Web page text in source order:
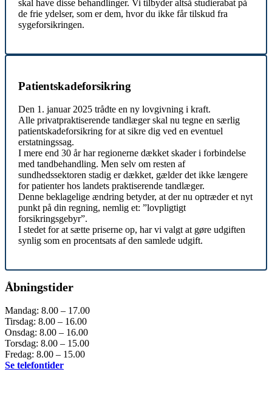
skal have disse behandlinger. Vi tilbyder altså studierabat på
de frie ydelser, som er dem, hvor du ikke får tilskud fra
sygeforsikringen.
Patientskadeforsikring
Den 1. januar 2025 trådte en ny lovgivning i kraft.
Alle privatpraktiserende tandlæger skal nu tegne en særlig
patientskadeforsikring for at sikre dig ved en eventuel
erstatningssag.
I mere end 30 år har regionerne dækket skader i forbindelse
med tandbehandling. Men selv om resten af
sundhedssektoren stadig er dækket, gælder det ikke længere
for patienter hos landets praktiserende tandlæger.
Denne beklagelige ændring betyder, at der nu optræder et nyt
punkt på din regning, nemlig et: ”lovpligtigt
forsikringsgebyr”.
I stedet for at sætte priserne op, har vi valgt at gøre udgiften
synlig som en procentsats af den samlede udgift.
Åbningstider
Mandag: 8.00 – 17.00
Tirsdag: 8.00 – 16.00
Onsdag: 8.00 – 16.00
Torsdag: 8.00 – 15.00
Fredag: 8.00 – 15.00
Se telefontider